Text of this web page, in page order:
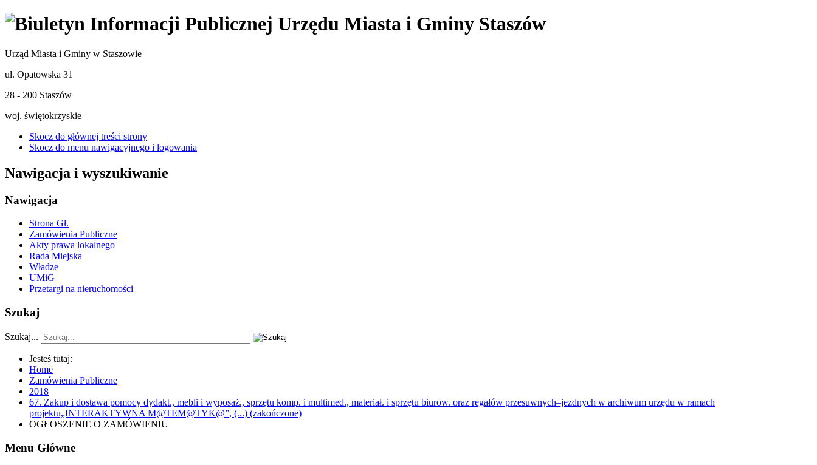
Urząd Miasta i Gminy w Staszowie
ul. Opatowska 31
28 - 200 Staszów
woj. świętokrzyskie
Skocz do głównej treści strony
Skocz do menu nawigacyjnego i logowania
Nawigacja i wyszukiwanie
Nawigacja
Strona Gł.
Zamówienia Publiczne
Akty prawa lokalnego
Rada Miejska
Władze
UMiG
Przetargi na nieruchomości
Szukaj
Szukaj...
Jesteś tutaj:
Home
Zamówienia Publiczne
2018
67. Zakup i dostawa pomocy dydakt., mebli i wyposaż., sprzętu komp. i multimed., materiał. i sprzętu biurow. oraz regałów przesuwnych–jezdnych w archiwum urzędu w ramach
projektu„INTERAKTYWNA M@TEM@TYK@”, (...) (zakończone)
OGŁOSZENIE O ZAMÓWIENIU
Menu Główne